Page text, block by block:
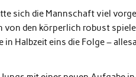
sich die Mannschaft viel
den körperlich robust
Halbzeit eins die Folge –